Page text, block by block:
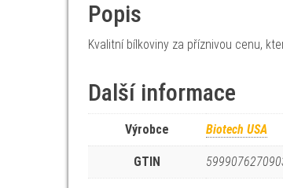
Popis
Kvalitní bílkoviny za příznivou cenu,
Další informace
Výrobce Biotech USA
GTIN